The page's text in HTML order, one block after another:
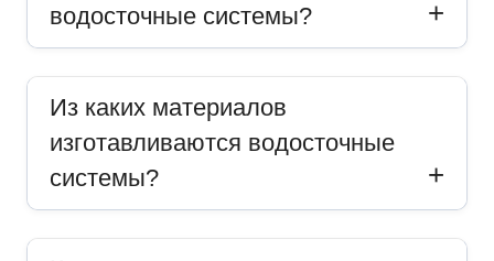
водосточные системы?
Из каких материалов
изготавливаются водосточные
системы?